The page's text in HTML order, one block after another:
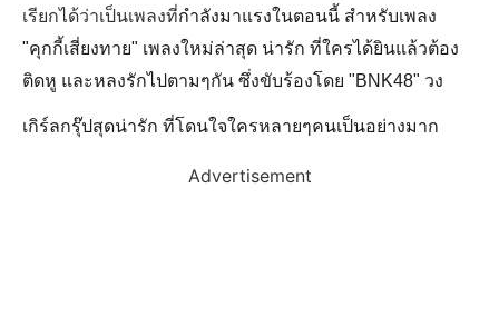
เรียกได้ว่าเป็นเพลงที่กำลังมาแรงในตอนนี้ สำหรับเพลง
"คุกกี้เสี่ยงทาย" เพลงใหม่ล่าสุด น่ารัก ที่ใครได้ยินแล้วต้อง
ติดหู และหลงรักไปตามๆกัน ซึ่งขับร้องโดย "BNK48" วง
เกิร์ลกรุ๊ปสุดน่ารัก ที่โดนใจใครหลายๆคนเป็นอย่างมาก
Advertisement